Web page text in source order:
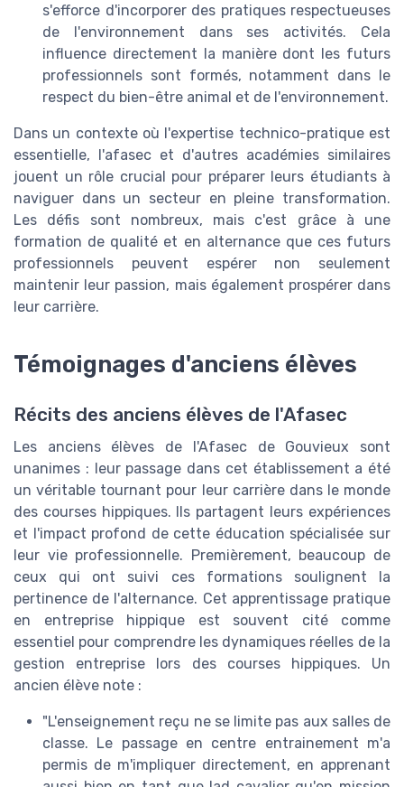
s'efforce d'incorporer des pratiques respectueuses
de l'environnement dans ses activités. Cela
influence directement la manière dont les futurs
professionnels sont formés, notamment dans le
respect du bien-être animal et de l'environnement.
Dans un contexte où l'expertise technico-pratique est
essentielle, l'afasec et d'autres académies similaires
jouent un rôle crucial pour préparer leurs étudiants à
naviguer dans un secteur en pleine transformation.
Les défis sont nombreux, mais c'est grâce à une
formation de qualité et en alternance que ces futurs
professionnels peuvent espérer non seulement
maintenir leur passion, mais également prospérer dans
leur carrière.
Témoignages d'anciens élèves
Récits des anciens élèves de l'Afasec
Les anciens élèves de l'Afasec de Gouvieux sont
unanimes : leur passage dans cet établissement a été
un véritable tournant pour leur carrière dans le monde
des courses hippiques. Ils partagent leurs expériences
et l'impact profond de cette éducation spécialisée sur
leur vie professionnelle. Premièrement, beaucoup de
ceux qui ont suivi ces formations soulignent la
pertinence de l'alternance. Cet apprentissage pratique
en entreprise hippique est souvent cité comme
essentiel pour comprendre les dynamiques réelles de la
gestion entreprise lors des courses hippiques. Un
ancien élève note :
"L'enseignement reçu ne se limite pas aux salles de
classe. Le passage en centre entrainement m'a
permis de m'impliquer directement, en apprenant